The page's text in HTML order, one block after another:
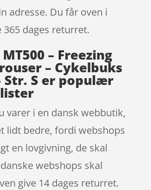
adresse. Du får oven i
365 dages returret.
– Freezing
– Cykelbuks
Str. S er populær
varer i en dansk webbutik,
lidt bedre, fordi webshops
en lovgivning, de skal
webshops skal
give 14 dages returret.